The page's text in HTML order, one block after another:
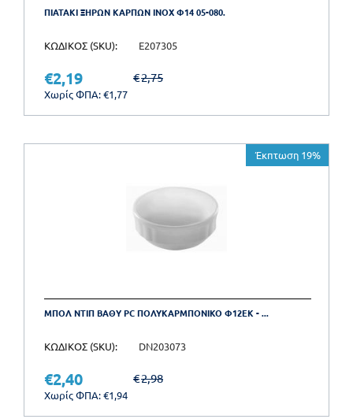
ΠΙΑΤΑΚΙ ΞΗΡΩΝ ΚΑΡΠΩΝ INOX Φ14 05-080.
ΚΩΔΙΚΟΣ (SKU): E207305
€2,75
€2,19
Χωρίς ΦΠΑ:€1,77
Έκπτωση 19%
ΜΠΟΛ ΝΤΙΠ ΒΑΘΥ PC ΠΟΛΥΚΑΡΜΠΟΝΙΚΟ Φ12ΕΚ - ...
ΚΩΔΙΚΟΣ (SKU): DN203073
€2,98
€2,40
Χωρίς ΦΠΑ:€1,94